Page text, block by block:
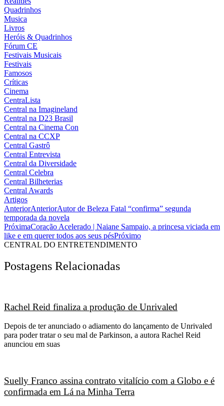
Quadrinhos
Musica
Livros
Heróis & Quadrinhos
Fórum CE
Festivais Musicais
Festivais
Famosos
Críticas
Cinema
CentraLista
Central na Imagineland
Central na D23 Brasil
Central na Cinema Con
Central na CCXP
Central Gastrô
Central Entrevista
Central da Diversidade
Central Celebra
Central Bilheterias
Central Awards
Artigos
AnteriorAnteriorAutor de Beleza Fatal “confirma” segunda
temporada da novela
PróximaCoração Acelerado | Naiane Sampaio, a princesa viciada em
like e em querer todos aos seus pésPróximo
CENTRAL DO ENTRETENDIMENTO
Postagens Relacionadas
Rachel Reid finaliza a produção de Unrivaled
Depois de ter anunciado o adiamento do lançamento de Unrivaled
para poder tratar o seu mal de Parkinson, a autora Rachel Reid
anunciou em suas
Suelly Franco assina contrato vitalício com a Globo e é
confirmada em Lá na Minha Terra